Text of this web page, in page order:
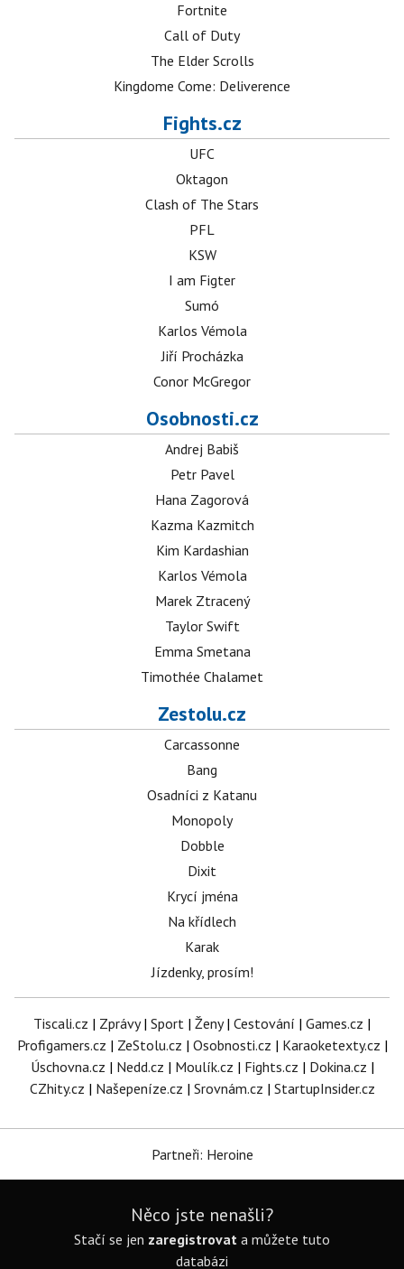
Fortnite
Call of Duty
The Elder Scrolls
Kingdome Come: Deliverence
Fights.cz
UFC
Oktagon
Clash of The Stars
PFL
KSW
I am Figter
Sumó
Karlos Vémola
Jiří Procházka
Conor McGregor
Osobnosti.cz
Andrej Babiš
Petr Pavel
Hana Zagorová
Kazma Kazmitch
Kim Kardashian
Karlos Vémola
Marek Ztracený
Taylor Swift
Emma Smetana
Timothée Chalamet
Zestolu.cz
Carcassonne
Bang
Osadníci z Katanu
Monopoly
Dobble
Dixit
Krycí jména
Na křídlech
Karak
Jízdenky, prosím!
Tiscali.cz | Zprávy| Sport | Ženy| Cestování | Games.cz |
Profigamers.cz | ZeStolu.cz | Osobnosti.cz | Karaoketexty.cz |
Úschovna.cz | Nedd.cz | Moulík.cz | Fights.cz | Dokina.cz |
CZhity.cz | Našepeníze.cz | Srovnám.cz | StartupInsider.cz
Partneři: Heroine
Něco jste nenašli?
Stačí se jen zaregistrovat a můžete tuto
databázi